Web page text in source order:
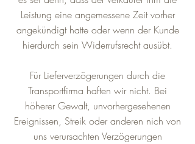
Leistung eine angemessene Zeit vorher
angekündigt hatte oder wenn der Kunde
hierdurch sein Widerrufsrecht ausübt.
Für Lieferverzögerungen durch die
Transportfirma haften wir nicht. Bei
höherer Gewalt, unvorhergesehenen
Ereignissen, Streik oder anderen nich von
uns verursachten Verzögerungen